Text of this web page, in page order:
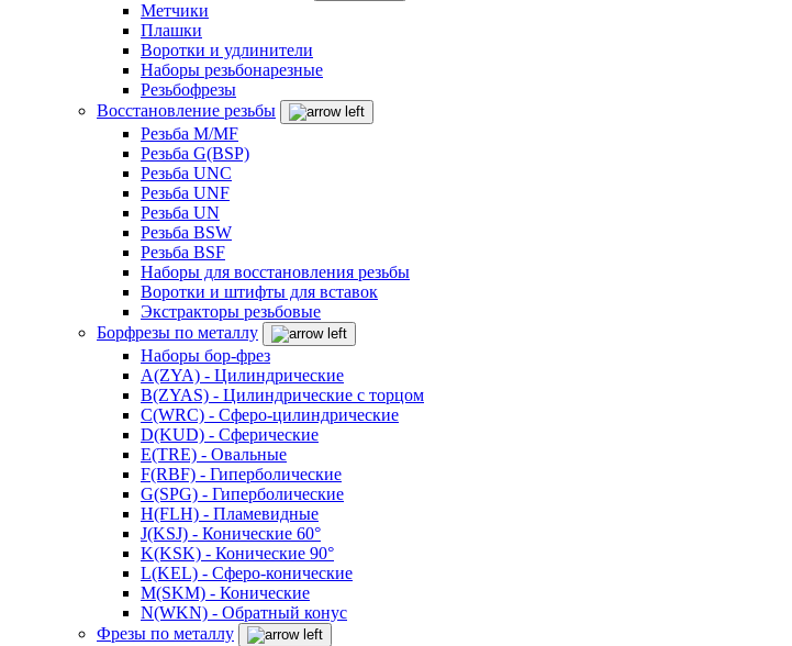
Метчики
Плашки
Воротки и удлинители
Наборы резьбонарезные
Резьбофрезы
Восстановление резьбы
Резьба M/MF
Резьба G(BSP)
Резьба UNC
Резьба UNF
Резьба UN
Резьба BSW
Резьба BSF
Наборы для восстановления резьбы
Воротки и штифты для вставок
Экстракторы резьбовые
Борфрезы по металлу
Наборы бор-фрез
A(ZYA) - Цилиндрические
B(ZYAS) - Цилиндрические с торцом
C(WRC) - Сферо-цилиндрические
D(KUD) - Сферические
E(TRE) - Овальные
F(RBF) - Гиперболические
G(SPG) - Гиперболические
H(FLH) - Пламевидные
J(KSJ) - Конические 60°
K(KSK) - Конические 90°
L(KEL) - Сферо-конические
M(SKM) - Конические
N(WKN) - Обратный конус
Фрезы по металлу